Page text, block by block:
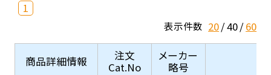
1
表示件数 20 40 60
商品詳細情報
注文
Cat.No
メーカー
略号